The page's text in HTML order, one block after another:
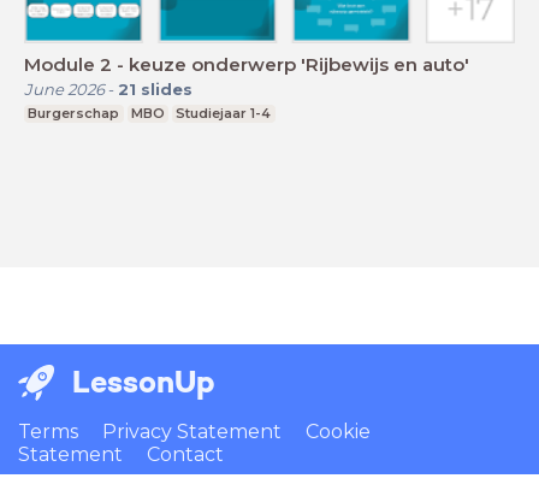
Module 2 - keuze onderwerp 'Rijbewijs en auto'
June 2026- 21 slides
Burgerschap MBO Studiejaar 1-4
LessonUp
Terms Privacy Statement
Cookie
Statement
Contact